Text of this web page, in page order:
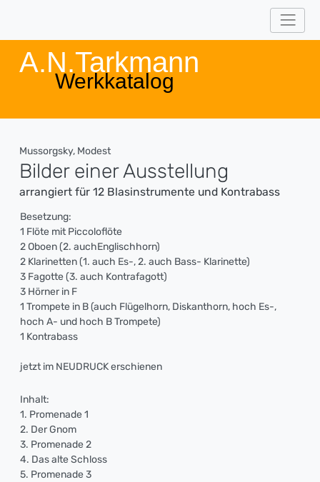
A.N.Tarkmann
Werkkatalog
Mussorgsky, Modest
Bilder einer Ausstellung
arrangiert für 12 Blasinstrumente und Kontrabass
Besetzung:
1 Flöte mit Piccoloflöte
2 Oboen (2. auchEnglischhorn)
2 Klarinetten (1. auch Es-, 2. auch Bass- Klarinette)
3 Fagotte (3. auch Kontrafagott)
3 Hörner in F
1 Trompete in B (auch Flügelhorn, Diskanthorn, hoch Es-,
hoch A- und hoch B Trompete)
1 Kontrabass
jetzt im NEUDRUCK erschienen
Inhalt:
1. Promenade 1
2. Der Gnom
3. Promenade 2
4. Das alte Schloss
5. Promenade 3